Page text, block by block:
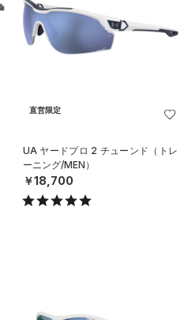
直営限定
UA ヤードプロ 2 チューンド（トレ
ーニング/MEN）
￥18,700